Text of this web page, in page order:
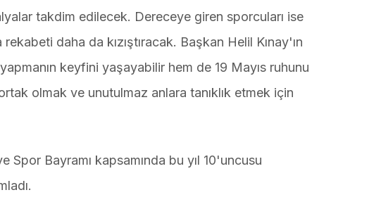
takdim edilecek. Dereceye giren sporcuları ise
daha da kızıştıracak. Başkan Helil Kınay'ın
keyfini yaşayabilir hem de 19 Mayıs ruhunu
olmak ve unutulmaz anlara tanıklık etmek için
Bayramı kapsamında bu yıl 10'uncusu